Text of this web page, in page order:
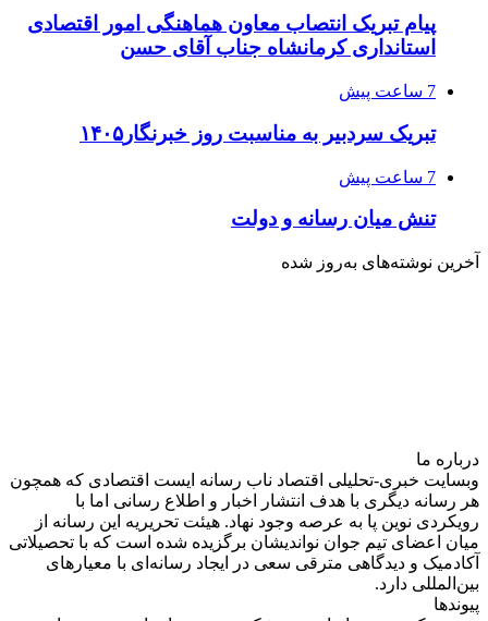
پیام تبریک انتصاب معاون هماهنگی امور اقتصادی
استانداری کرمانشاه جناب آقای حسن
7 ساعت پیش
تبریک سردبیر به مناسبت روز خبرنگار۱۴۰۵
7 ساعت پیش
تنش میان رسانه و دولت
آخرین نوشته‌های‌ به‌روز شده
درباره‌ ما
وبسایت خبری-تحلیلی اقتصاد ناب رسانه‌ ایست اقتصادی که همچون
هر رسانه دیگری با هدف انتشار اخبار و اطلاع رسانی اما با
رویکردی نوین پا به عرصه وجود نهاد. هیئت تحریریه این رسانه از
میان اعضای تیم جوان نواندیشان برگزیده شده است که با تحصیلاتی
آکادمیک و دیدگاهی‌ مترقی سعی در ایجاد رسانه‌ای با معیار‌های
بین‌المللی دارد.
پیوندها